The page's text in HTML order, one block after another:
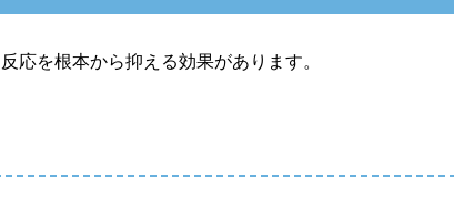
応を根本から抑える効果があります。